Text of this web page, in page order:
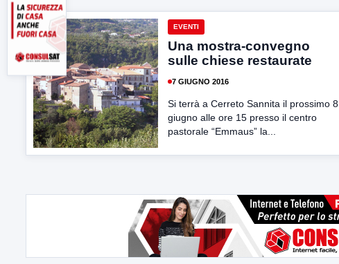
EVENTI
Una mostra-convegno
sulle chiese restaurate
7 GIUGNO 2016
Si terrà a Cerreto Sannita il prossimo 8
giugno alle ore 15 presso il centro
pastorale “Emmaus” la...